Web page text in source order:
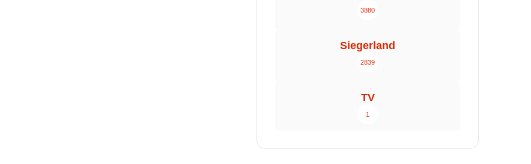
3880
Siegerland
2839
TV
1